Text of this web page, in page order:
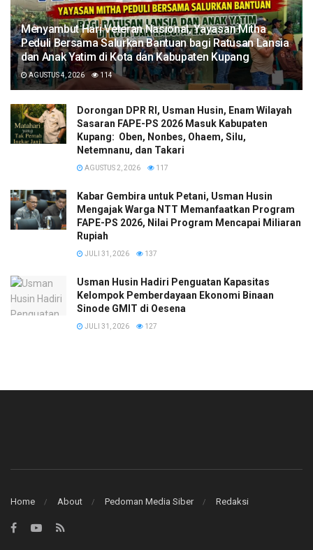
​Menyambut Hari Veteran Nasional, Yayasan Mitha
Peduli Bersama Salurkan Bantuan bagi Ratusan Lansia
dan Anak Yatim di Kota dan Kabupaten Kupang
AGUSTUS 4, 2026 114
Dorongan DPR RI, Usman Husin, Enam Wilayah
Sasaran FAPE-PS 2026 Masuk Kabupaten
Kupang: Oben, Nonbes, Ohaem, Silu,
Netemnanu, dan Takari
AGUSTUS 2, 2026 117
Kabar Gembira untuk Petani, Usman Husin
Mengajak Warga NTT Memanfaatkan Program
FAPE-PS 2026, Nilai Program Mencapai Miliaran
Rupiah
JULI 31, 2026 137
​Usman Husin Hadiri Penguatan Kapasitas
Kelompok Pemberdayaan Ekonomi Binaan
Sinode GMIT di Oesena
JULI 31, 2026 127
Home About Pedoman Media Siber Redaksi